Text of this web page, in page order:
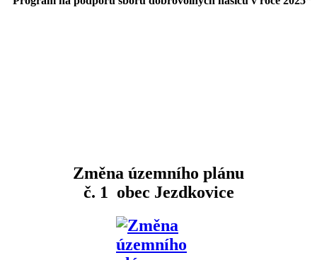
Změna územního plánu
č. 1 obec Jezdkovice